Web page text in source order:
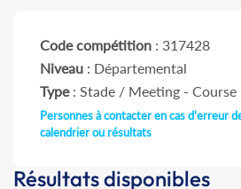
Code compétition : 317428
Niveau : Départemental
Type: Stade / Meeting - Course
Personnes à contacter en cas d'erreur
calendrier ou résultats
Résultats disponibles